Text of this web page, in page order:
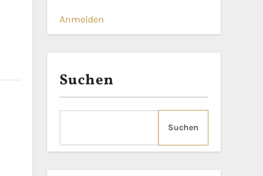
Anmelden
Suchen
Suchen